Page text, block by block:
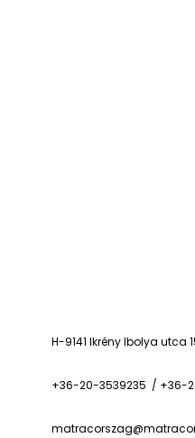
H-9141 Ikrény Ibolya utca
+36-20-3539235 / +36-